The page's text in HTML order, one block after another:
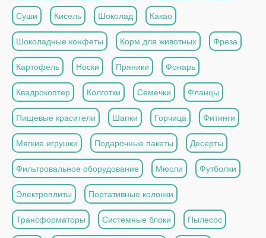
Суши Кисель Шоколад Какао
Шоколадные конфеты Корм для животных Фреза
Картофель Носки Пряники Фонарь
Квадрокоптер Колготки Семечки Фланцы
Пищевые красители Шапки Горчица Фитинги
Мягкие игрушки Подарочные пакеты Десерты
Фильтровальное оборудование Мюсли Футболки
Электроплиты Портативные колонки
Трансформаторы Системные блоки Пылесос